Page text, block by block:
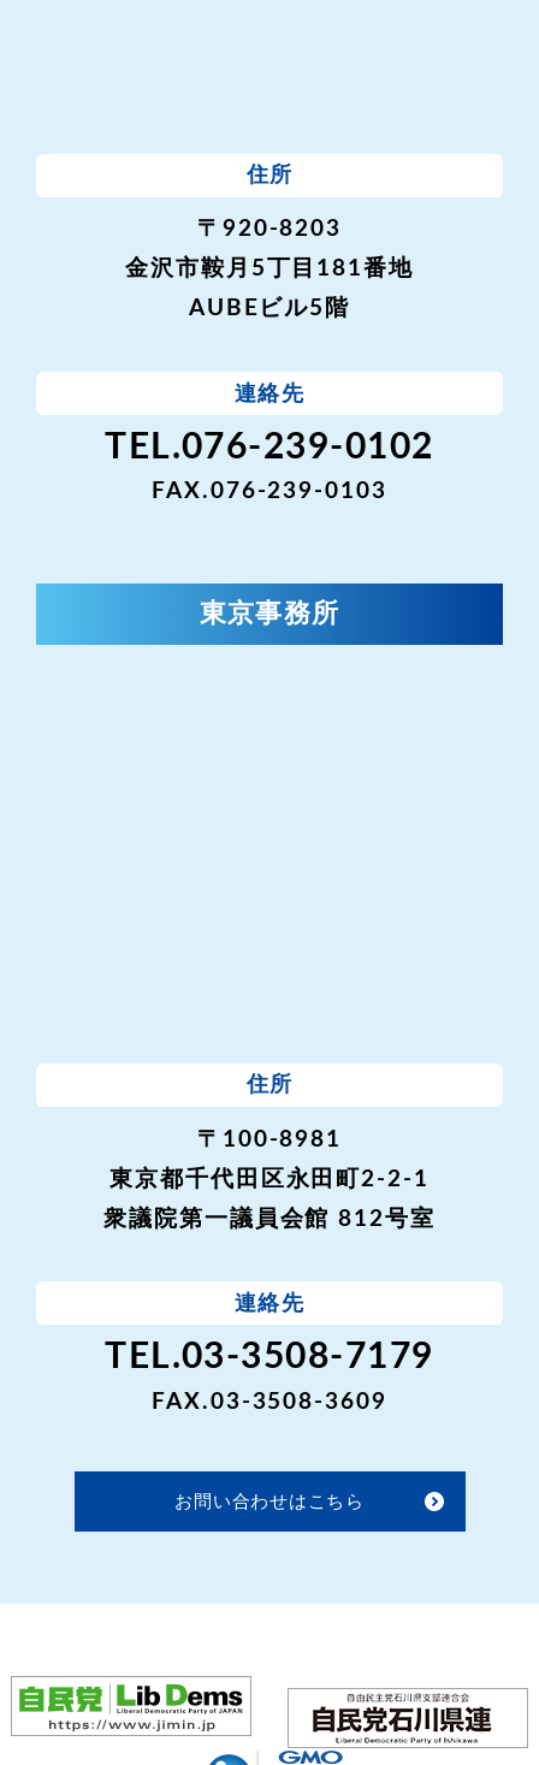
住所
〒920-8203
金沢市鞍月5丁目181番地
AUBEビル5階
連絡先
TEL.076-239-0102
FAX.076-239-0103
東京事務所
住所
〒100-8981
東京都千代田区永田町2-2-1
衆議院第一議員会館 812号室
連絡先
TEL.03-3508-7179
FAX.03-3508-3609
お問い合わせはこちら